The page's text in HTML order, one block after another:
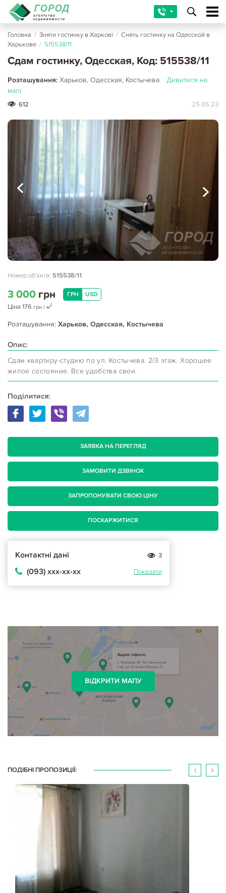
Головна / Зняти гостинку в Харкові / Снять гостинку на Одесской в
Харькове / 515538/11
Сдам гостинку, Одесская, Код: 515538/11
Розташування: Харьков, Одесская, Костычева
Дивитися на
мапі
612 25.05.23
Номер об'єкта: 515538/11
3 000 грн ГРН USD
Ціна 176 грн / м2
Розташування: Харьков, Одесская, Костычева
Опис:
Сдам квартиру-студию по ул. Костычева. 2/3 этаж. Хорошее
жилое состояние. Все удобства свои.
Поділитися:
ЗАЯВКА НА ПЕРЕГЛЯД
ЗАМОВИТИ ДЗВІНОК
ЗАПРОПОНУВАТИ СВОЮ ЦІНУ
ПОСКАРЖИТИСЯ
Контактні дані 3
(093) ххх-хх-хх Показати
ВІДКРИТИ МАПУ
ПОДІБНІ ПРОПОЗИЦІЇ: